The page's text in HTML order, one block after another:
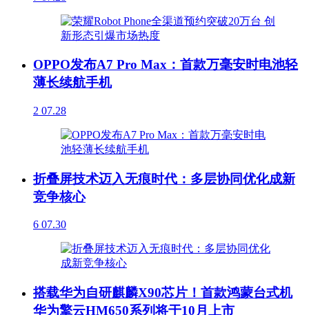
OPPO发布A7 Pro Max：首款万毫安时电池轻
薄长续航手机
2 07.28
折叠屏技术迈入无痕时代：多层协同优化成新
竞争核心
6 07.30
搭载华为自研麒麟X90芯片！首款鸿蒙台式机
华为擎云HM650系列将于10月上市